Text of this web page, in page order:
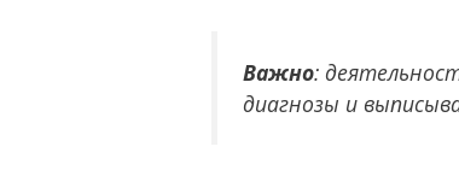
Важно:
диагнозы и